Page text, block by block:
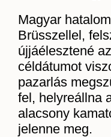
Magyar
Brüsszellel,
újjáélesztené
céldátumot
pazarlás
fel, helyreállna
alacsony
jelenne meg.